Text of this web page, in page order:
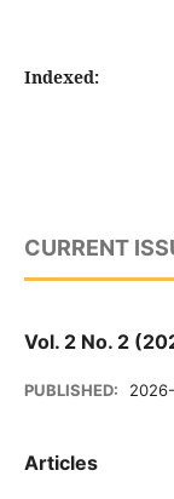
Indexed:
CURRENT
Vol. 2 No. 2
PUBLISHED:
Articles